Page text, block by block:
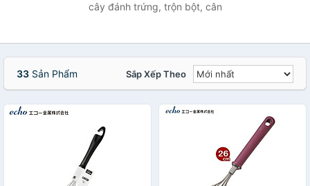
cây đánh trứng, trộn bột, cân
33 Sản Phẩm Sắp Xếp Theo